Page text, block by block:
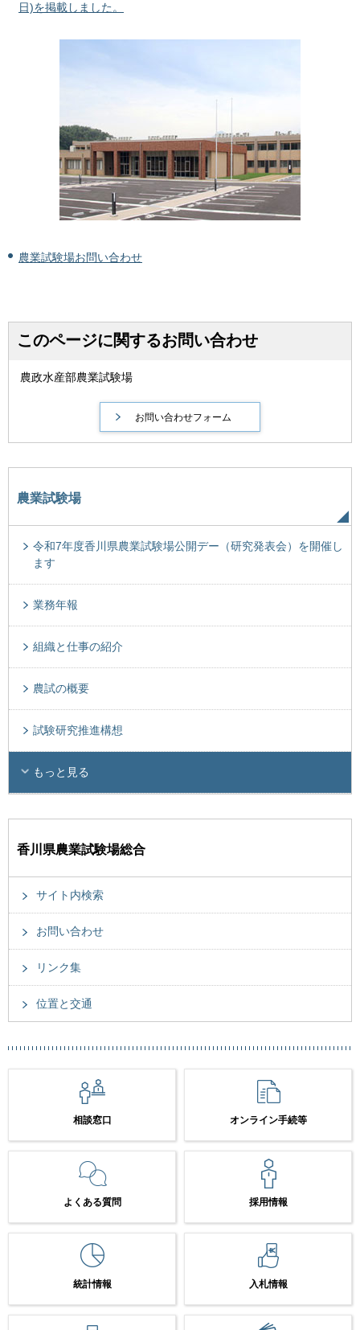
日)を掲載しました。
農業試験場お問い合わせ
このページに関するお問い合わせ
農政水産部農業試験場
農業試験場
令和7年度香川県農業試験場公開デー（研究発表会）を開催し
ます
業務年報
組織と仕事の紹介
農試の概要
試験研究推進構想
もっと見る
香川県農業試験場総合
サイト内検索
お問い合わせ
リンク集
位置と交通
相談窓口 オンライン手続等
よくある質問 採用情報
統計情報 入札情報